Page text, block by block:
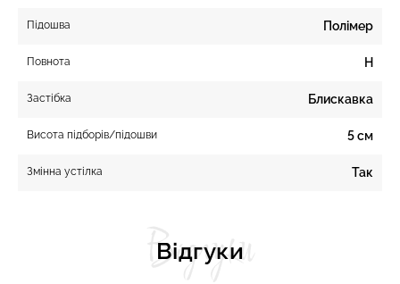
Підошва Полімер
Повнота H
Застібка Блискавка
Висота підборів/підошви 5 см
Змінна устілка Так
Відгуки
Відгуки